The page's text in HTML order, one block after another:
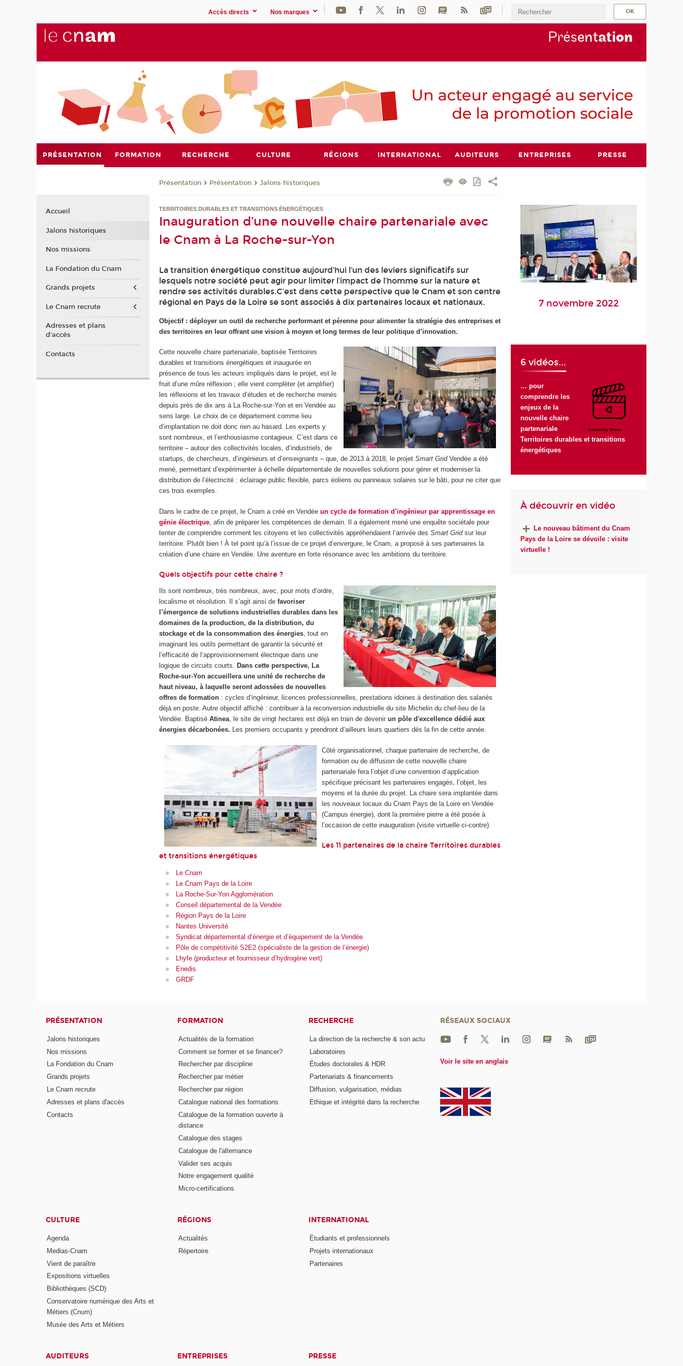
Accès directs Nos marques
Présentation
PRÉSENTATION FORMATION RECHERCHE CULTURE RÉGIONS INTERNATIONAL AUDITEURS ENTREPRISES PRESSE
Présentation Présentation Jalons historiques
TERRITOIRES DURABLES ET TRANSITIONS ÉNERGÉTIQUES
Inauguration d’une nouvelle chaire partenariale avec
le Cnam à La Roche-sur-Yon
La transition énergétique constitue aujourd’hui l’un des leviers significatifs sur
lesquels notre société peut agir pour limiter l’impact de l’homme sur la nature et
rendre ses activités durables.C’est dans cette perspective que le Cnam et son centre
régional en Pays de la Loire se sont associés à dix partenaires locaux et nationaux.
Objectif : déployer un outil de recherche performant et pérenne pour alimenter la stratégie des entreprises et
des territoires en leur offrant une vision à moyen et long termes de leur politique d’innovation.
Cette nouvelle chaire partenariale, baptisée Territoires
durables et transitions énergétiques et inaugurée en
présence de tous les acteurs impliqués dans le projet, est le
fruit d’une mûre réflexion ; elle vient compléter (et amplifier)
les réflexions et les travaux d’études et de recherche menés
depuis près de dix ans à La Roche-sur-Yon et en Vendée au
sens large. Le choix de ce département comme lieu
d’implantation ne doit donc rien au hasard. Les experts y
sont nombreux, et l’enthousiasme contagieux. C’est dans ce
territoire – autour des collectivités locales, d’industriels, de
startups, de chercheurs, d’ingénieurs et d’enseignants – que, de 2013 à 2018, le projetSmart GridVendée a été
mené, permettant d’expérimenter à échelle départementale de nouvelles solutions pour gérer et moderniser la
distribution de l’électricité : éclairage public flexible, parcs éoliens ou panneaux solaires sur le bâti, pour ne citer que
ces trois exemples.
Dans le cadre de ce projet, le Cnam a créé en Vendéeun cycle de formation d’ingénieur par apprentissage en
génie électrique , afin de préparer les compétences de demain. Il a également mené une enquête sociétale pour
tenter de comprendre comment les citoyens et les collectivités appréhendaient l’arrivée desSmart Gridsur leur
territoire. Plutôt bien ! À tel point qu’à l’issue de ce projet d’envergure, le Cnam, a proposé à ses partenaires la
création d’une chaire en Vendée. Une aventure en forte résonance avec les ambitions du territoire.
Quels objectifs pour cette chaire ?
Ils sont nombreux, très nombreux, avec, pour mots d’ordre,
localisme et résolution. Il s’agit ainsi defavoriser
l’émergence de solutions industrielles durables dans les
domaines de la production, de la distribution, du
stockage et de la consommation des énergies, tout en
imaginant les outils permettant de garantir la sécurité et
l’efficacité de l’approvisionnement électrique dans une
logique de circuits courts. Dans cette perspective, La
Roche-sur-Yon accueillera une unité de recherche de
haut niveau, à laquelle seront adossées de nouvelles
offres de formation : cycles d’ingénieur, licences professionnelles, prestations idoines à destination des salariés
déjà en poste. Autre objectif affiché : contribuer à la reconversion industrielle du site Michelin du chef-lieu de la
Vendée. BaptiséAtinea, le site de vingt hectares est déjà en train de devenirun pôle d'excellence dédié aux
énergies décarbonées. Les premiers occupants y prendront d’ailleurs leurs quartiers dès la fin de cette année.
Côté organisationnel, chaque partenaire de recherche, de
formation ou de diffusion de cette nouvelle chaire
partenariale fera l’objet d’une convention d’application
spécifique précisant les partenaires engagés, l’objet, les
moyens et la durée du projet. La chaire sera implantée dans
les nouveaux locaux du Cnam Pays de la Loire en Vendée
(Campus énergie), dont la première pierre a été posée à
l’occasion de cette inauguration (visite virtuelle ci-contre).
Les 11 partenaires de la chaire Territoires durables
et transitions énergétiques
Le Cnam
Le Cnam Pays de la Loire
La Roche-Sur-Yon Agglomération
Conseil départemental de la Vendée
Région Pays de la Loire
Nantes Université
Syndicat départemental d’énergie et d’équipement de la Vendée
Pôle de compétitivité S2E2 (spécialiste de la gestion de l’énergie)
Lhyfe (producteur et fournisseur d’hydrogène vert)
Enedis
GRDF
7 novembre 2022
6 vidéos...
… pour
comprendre les
enjeux de la
nouvelle chaire
partenariale
Territoires durables et transitions
énergétiques
À découvrir en vidéo
Le nouveau bâtiment du Cnam
Pays de la Loire se dévoile : visite
virtuelle !
Accueil
Jalons historiques
Nos missions
La Fondation du Cnam
Grands projets
Le Cnam recrute
Adresses et plans
d'accès
Contacts
PRÉSENTATION
Jalons historiques
Nos missions
La Fondation du Cnam
Grands projets
Le Cnam recrute
Adresses et plans d'accès
Contacts
FORMATION
Actualités de la formation
Comment se former et se financer?
Rechercher par discipline
Rechercher par métier
Rechercher par région
Catalogue national des formations
Catalogue de la formation ouverte à
distance
Catalogue des stages
Catalogue de l'alternance
Valider ses acquis
Notre engagement qualité
Micro-certifications
RECHERCHE
La direction de la recherche & son actu
Laboratoires
Études doctorales & HDR
Partenariats & financements
Diffusion, vulgarisation, médias
Ethique et intégrité dans la recherche
CULTURE
Agenda
Medias-Cnam
Vient de paraître
Expositions virtuelles
Bibliothèques (SCD)
Conservatoire numérique des Arts et
Métiers (Cnum)
Musée des Arts et Métiers
RÉGIONS
Actualités
Répertoire
INTERNATIONAL
Étudiants et professionnels
Projets internationaux
Partenaires
AUDITEURS ENTREPRISES PRESSE
RÉSEAUX SOCIAUX
Voir le site en anglais